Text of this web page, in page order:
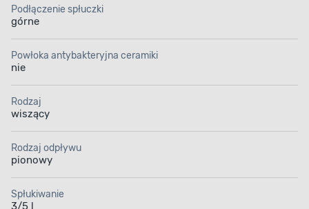
Podłączenie spłuczki
górne
Powłoka antybakteryjna ceramiki
nie
Rodzaj
wiszący
Rodzaj odpływu
pionowy
Spłukiwanie
3/5 l